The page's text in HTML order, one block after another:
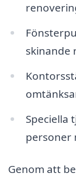
skinande
Speciella
personer
Genom att